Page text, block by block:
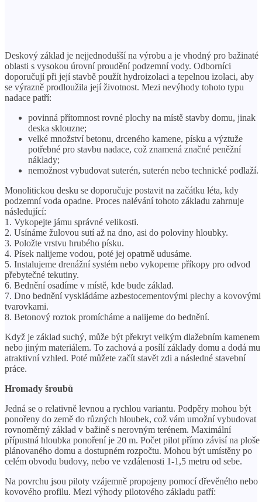
Deskový základ je nejjednodušší na výrobu a je vhodný pro bažinaté
oblasti s vysokou úrovní proudění podzemní vody. Odborníci
doporučují při její stavbě použít hydroizolaci a tepelnou izolaci, aby
se výrazně prodloužila její životnost. Mezi nevýhody tohoto typu
nadace patří:
povinná přítomnost rovné plochy na místě stavby domu, jinak
deska sklouzne;
velké množství betonu, drceného kamene, písku a výztuže
potřebné pro stavbu nadace, což znamená značné peněžní
náklady;
nemožnost vybudovat suterén, suterén nebo technické podlaží.
Monolitickou desku se doporučuje postavit na začátku léta, kdy
podzemní voda opadne. Proces nalévání tohoto základu zahrnuje
následující:
1. Vykopejte jámu správné velikosti.
2. Usínáme žulovou sutí až na dno, asi do poloviny hloubky.
3. Položte vrstvu hrubého písku.
4. Písek nalijeme vodou, poté jej opatrně udusáme.
5. Instalujeme drenážní systém nebo vykopeme příkopy pro odvod
přebytečné tekutiny.
6. Bednění osadíme v místě, kde bude základ.
7. Dno bednění vyskládáme azbestocementovými plechy a kovovými
tvarovkami.
8. Betonový roztok promícháme a nalijeme do bednění.
Když je základ suchý, může být překryt velkým dlažebním kamenem
nebo jiným materiálem. To zachová a posílí základy domu a dodá mu
atraktivní vzhled. Poté můžete začít stavět zdi a následné stavební
práce.
Hromady šroubů
Jedná se o relativně levnou a rychlou variantu. Podpěry mohou být
ponořeny do země do různých hloubek, což vám umožní vybudovat
rovnoměrný základ v bažině s nerovným terénem. Maximální
přípustná hloubka ponoření je 20 m. Počet pilot přímo závisí na ploše
plánovaného domu a dostupném rozpočtu. Mohou být umístěny po
celém obvodu budovy, nebo ve vzdálenosti 1-1,5 metru od sebe.
Na povrchu jsou piloty vzájemně propojeny pomocí dřevěného nebo
kovového profilu. Mezi výhody pilotového základu patří: